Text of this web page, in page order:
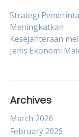
Post
Strategi
Meningkatkan
Kesejahteraan
Jenis Ekonomi
Archives
March 2026
February 2026